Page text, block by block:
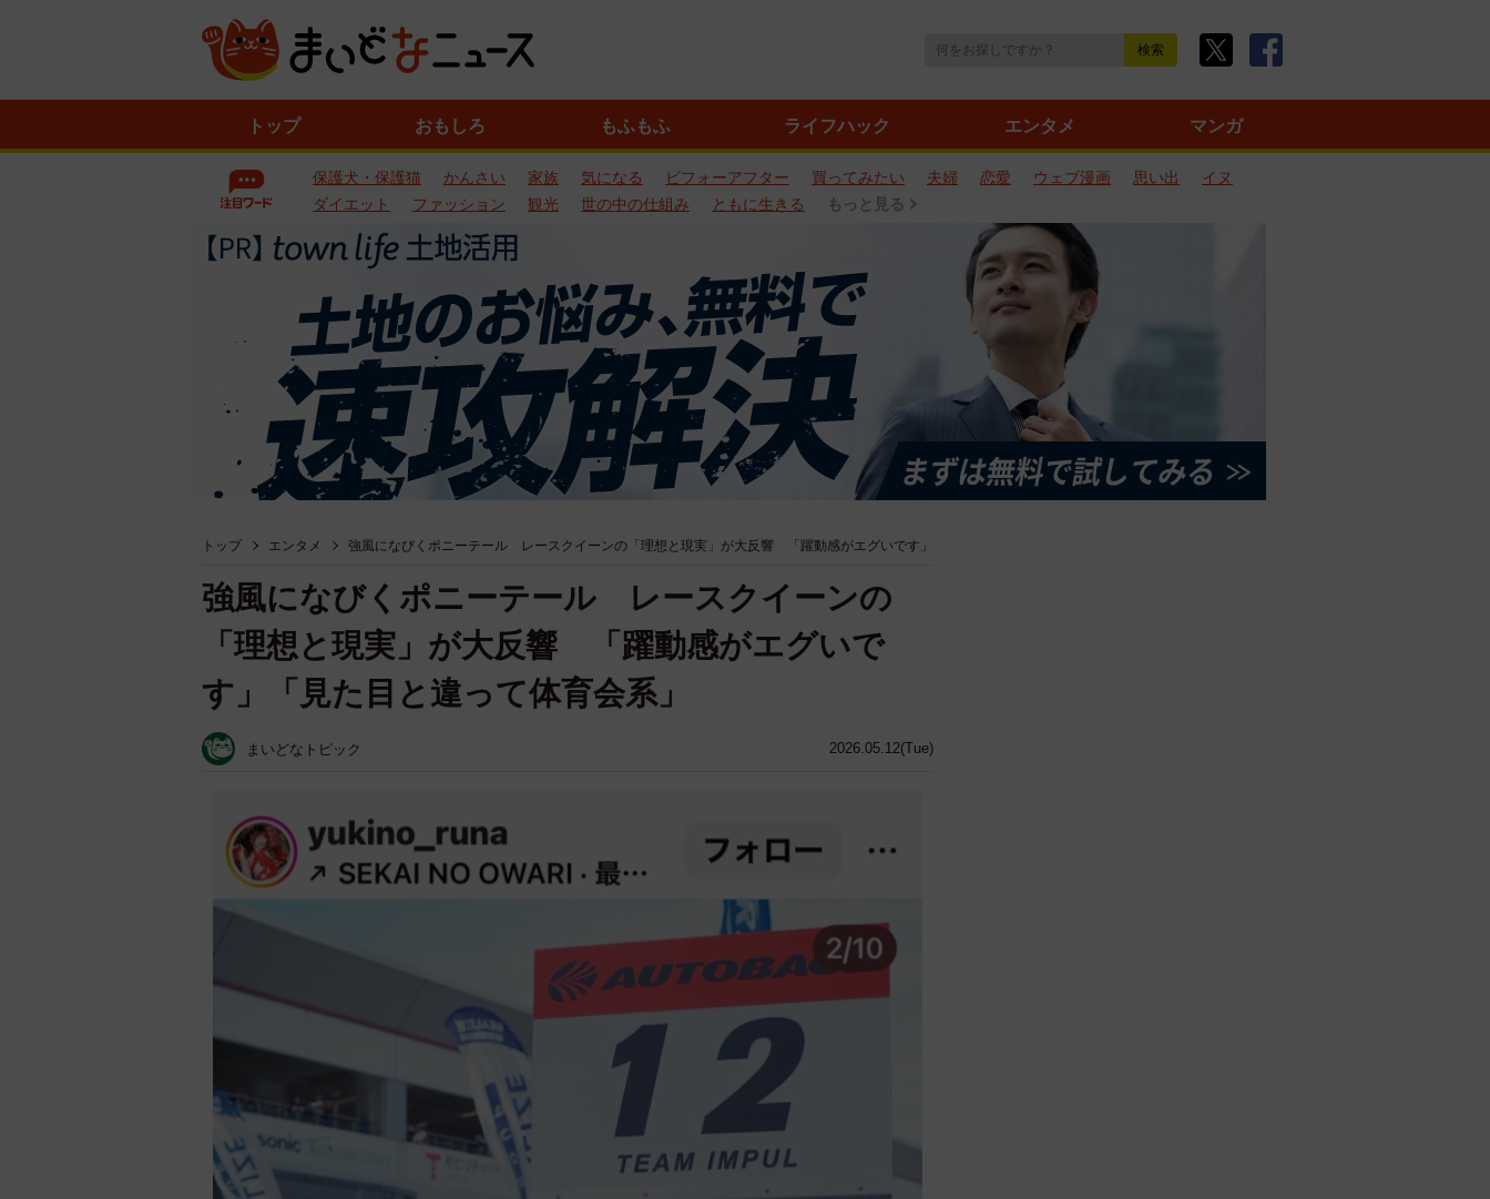
トップ おもしろ もふもふ ライフハック エンタメ マンガ
保護犬・保護猫 かんさい 家族 気になる ビフォーアフター 買ってみたい 夫婦 恋愛 ウェブ漫画 思い出
イヌ
ダイエット
ファッション 観光 世の中の仕組み ともに生きる もっと見る
トップ エンタメ 強風になびくポニーテール レースクイーンの「理想と現実」が大反響 「躍動感がエグいです」
2026.05.12(Tue)
強風になびくポニーテール レースクイーンの
「理想と現実」が大反響 「躍動感がエグいで
す」「見た目と違って体育会系」
まいどなトピック